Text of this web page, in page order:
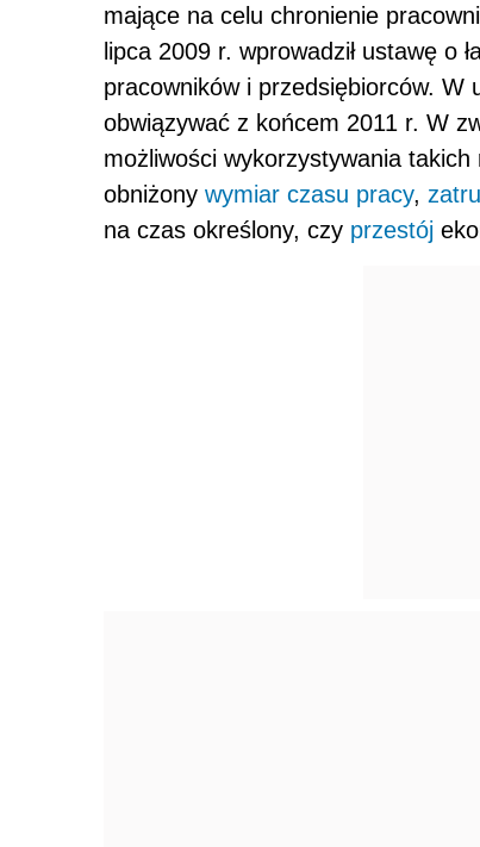
mające na celu chronienie
lipca 2009 r. wprowadził ustawę o
pracowników i przedsiębiorców.
obwiązywać z końcem 2011 r. W
możliwości wykorzystywania
obniżony wymiar czasu pracy,
na czas określony, czy przestój